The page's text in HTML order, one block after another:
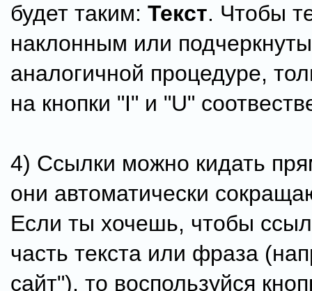
будет таким: Текст. Чтобы
наклонным или
аналогичной процедуре,
на кнопки "I" и "U"
4) Ссылки можно кидать
они автоматически
Если ты хочешь, чтобы
часть текста или фраза
сайт"), то воспользуйся